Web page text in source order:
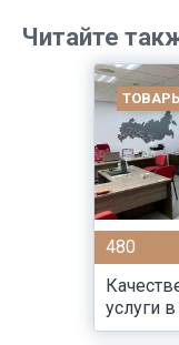
Читайте
480
услуги